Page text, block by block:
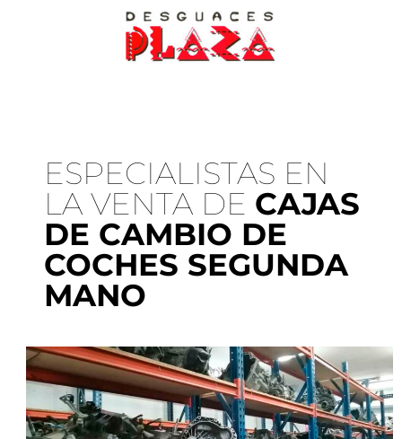
ESPECIALISTAS EN
LA VENTA DE CAJAS
DE CAMBIO DE
COCHES SEGUNDA
MANO